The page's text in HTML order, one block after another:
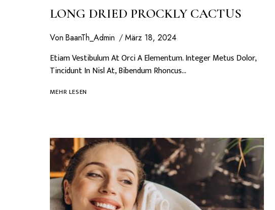
LONG DRIED PROCKLY CACTUS
Von BaanTh_Admin März 18, 2024
Etiam Vestibulum At Orci A Elementum. Integer Metus Dolor,
Tincidunt In Nisl At, Bibendum Rhoncus…
MEHR LESEN